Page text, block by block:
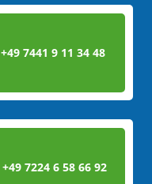
+49 7441 9 11 34 48
+49 7224 6 58 66 92